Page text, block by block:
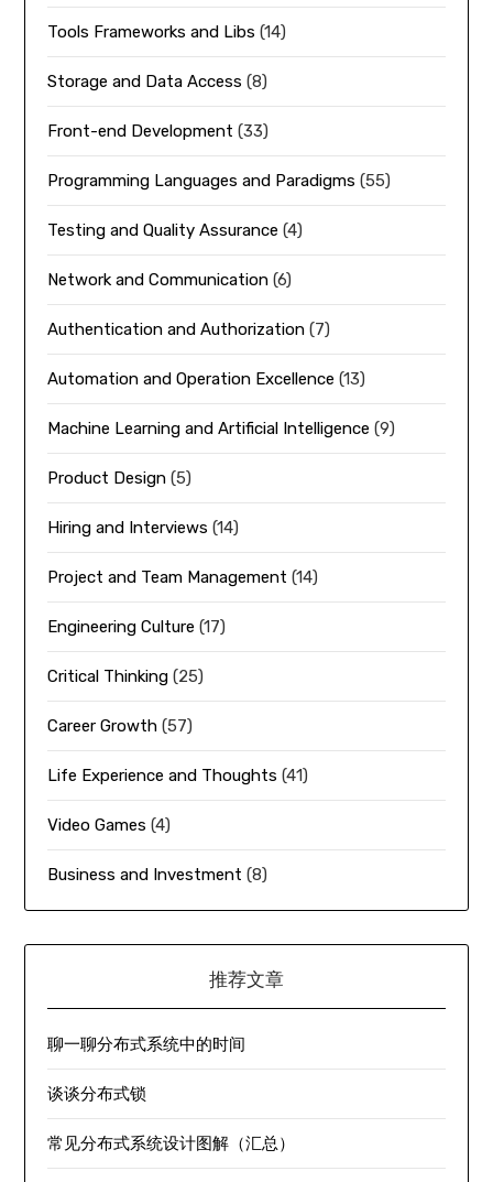
Tools Frameworks and Libs (14)
Storage and Data Access (8)
Front-end Development (33)
Programming Languages and Paradigms (55)
Testing and Quality Assurance (4)
Network and Communication (6)
Authentication and Authorization (7)
Automation and Operation Excellence (13)
Machine Learning and Artificial Intelligence (9)
Product Design (5)
Hiring and Interviews (14)
Project and Team Management (14)
Engineering Culture (17)
Critical Thinking (25)
Career Growth (57)
Life Experience and Thoughts (41)
Video Games (4)
Business and Investment (8)
推荐文章
聊一聊分布式系统中的时间
谈谈分布式锁
常见分布式系统设计图解（汇总）